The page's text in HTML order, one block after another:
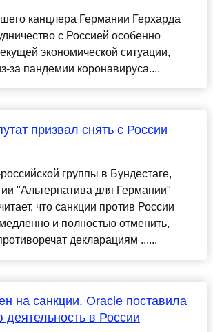
канцлера Германии Герхарда
с Россией особенно
экономической ситуации,
за пандемии коронавируса....
призвал снять с России
группы в Бундестаге,
"Альтернатива для Германии"
что санкции против России
и полностью отменить,
декларациям ......
на санкции. Oracle поставила
деятельность в России